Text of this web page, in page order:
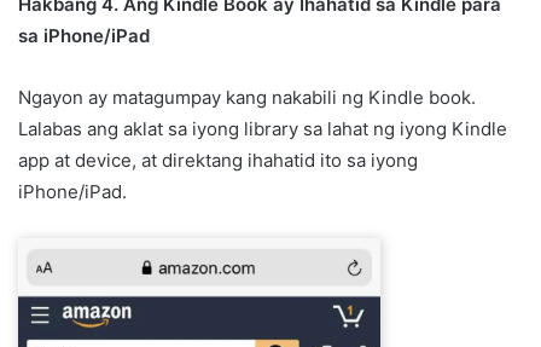
Hakbang 4. Ang Kindle Book ay Ihahatid sa Kindle para
sa iPhone/iPad
Ngayon ay matagumpay kang nakabili ng Kindle book.
Lalabas ang aklat sa iyong library sa lahat ng iyong Kindle
app at device, at direktang ihahatid ito sa iyong
iPhone/iPad.